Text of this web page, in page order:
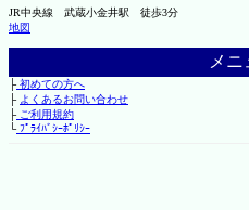
JR中央線 武蔵小金井駅 徒歩3分
地図
メニ
├初めての方へ
├ よくあるお問い合わせ
├ご利用規約
└ﾌﾟﾗｲﾊﾞｼｰﾎﾟﾘｼｰ